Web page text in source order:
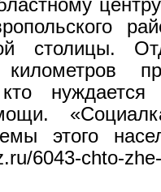
столицы.
нуждается
этого
6043-chto-